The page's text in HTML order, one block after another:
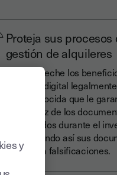
Proteja sus procesos
gestión de alquileres
Aproveche los
firma digital legalmente
reconocida que le
validez de los
firmados durante el
blindando así sus
contra falsificaciones.
y